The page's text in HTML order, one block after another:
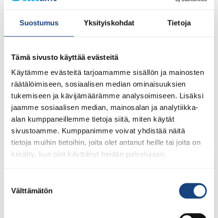
Suostumus Yksityiskohdat Tietoja
Tämä sivusto käyttää evästeitä
Käytämme evästeitä tarjoamamme sisällön ja mainosten
räätälöimiseen, sosiaalisen median ominaisuuksien
tukemiseen ja kävijämäärämme analysoimiseen. Lisäksi
jaamme sosiaalisen median, mainosalan ja analytiikka-
alan kumppaneillemme tietoja siitä, miten käytät
sivustoamme. Kumppanimme voivat yhdistää näitä
tietoja muihin tietoihin, joita olet antanut heille tai joita on
kerätty, kun olet käyttänyt heidän palvelujaan.
valinta
Välttämätön
1.8.2026
Pentti Vauhkoselle harvinainen
huomionosoitus